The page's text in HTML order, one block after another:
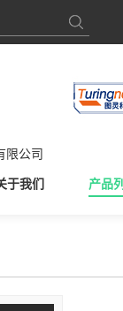
限公司
于我们 产品